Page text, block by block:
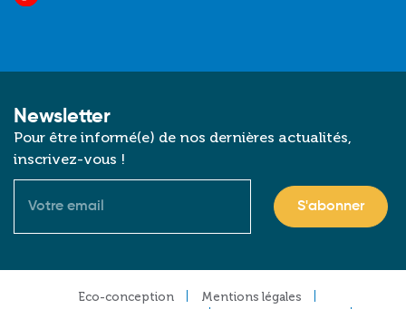
Newsletter
Pour être informé(e) de nos dernières actualités,
inscrivez-vous !
Eco-conception
Mentions légales